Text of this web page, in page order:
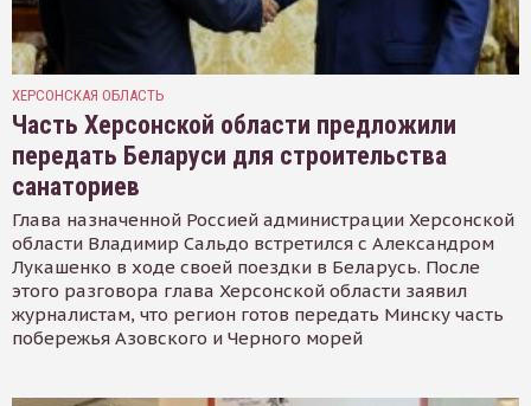
ХЕРСОНСКАЯ ОБЛАСТЬ
Часть Херсонской области предложили
передать Беларуси для строительства
санаториев
Глава назначенной Россией администрации Херсонской
области Владимир Сальдо встретился с Александром
Лукашенко в ходе своей поездки в Беларусь. После
этого разговора глава Херсонской области заявил
журналистам, что регион готов передать Минску часть
побережья Азовского и Черного морей